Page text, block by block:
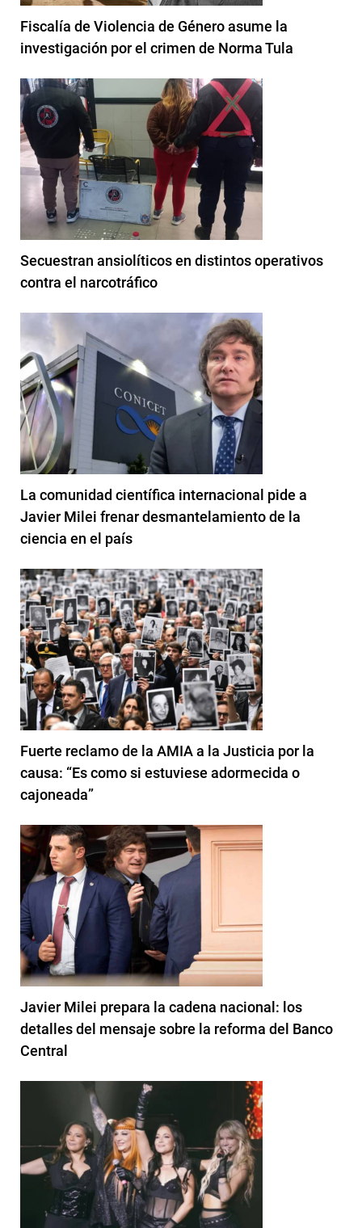
Fiscalía de Violencia de Género asume la
investigación por el crimen de Norma Tula
Secuestran ansiolíticos en distintos operativos
contra el narcotráfico
La comunidad científica internacional pide a
Javier Milei frenar desmantelamiento de la
ciencia en el país
Fuerte reclamo de la AMIA a la Justicia por la
causa: “Es como si estuviese adormecida o
cajoneada”
Javier Milei prepara la cadena nacional: los
detalles del mensaje sobre la reforma del Banco
Central